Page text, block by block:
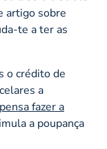
artigo sobre
te a ter as
o crédito de
a
fazer a
a poupança